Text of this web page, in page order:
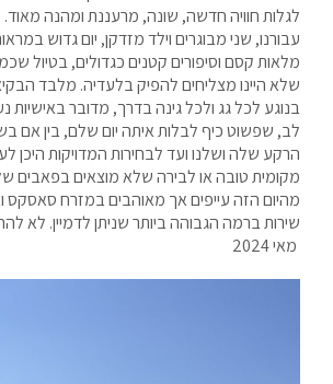
לגלות חוויה חדשה, שונה, מרעננת ומהנה
עבורנו, שני מבוגרים וילד מזדקן, יום גדוש
מלאות קסם וסיפורים קטנים כגדולים, בטיול
שלא היינו מצליחים להפיק בלעדיה. מלבד
בנוגע לכל גג ולכל גינה בדרך, מדובר באישיות
לב, שפשוט כיף לבלות איתה יום שלם, בין אם
הרקע שלה ושלנו ועד לבחירות המדויקות היכן
מקומית טובה או לבירה שלא מוצאים בפאבים של
מהיום הזה עייפים אך מאוהבים במזרח סאסקס
שירות ברמה הגבוהה ביותר שניתן לדמיין. לא
מאי 2024